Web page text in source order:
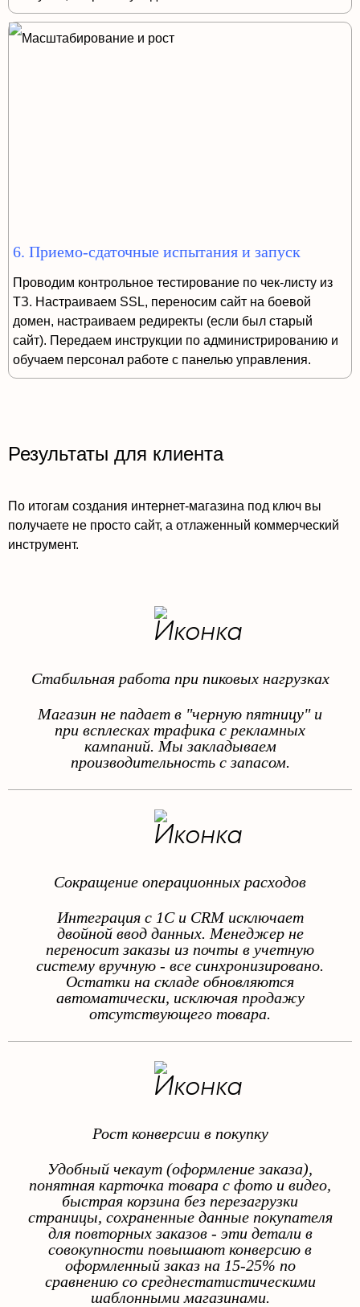
6. Приемо-сдаточные испытания и запуск
Проводим контрольное тестирование по чек-листу из
ТЗ. Настраиваем SSL, переносим сайт на боевой
домен, настраиваем редиректы (если был старый
сайт). Передаем инструкции по администрированию и
обучаем персонал работе с панелью управления.
Результаты для клиента
По итогам создания интернет-магазина под ключ вы
получаете не просто сайт, а отлаженный коммерческий
инструмент.
Стабильная работа при пиковых нагрузках
Магазин не падает в "черную пятницу" и
при всплесках трафика с рекламных
кампаний. Мы закладываем
производительность с запасом.
Сокращение операционных расходов
Интеграция с 1С и CRM исключает
двойной ввод данных. Менеджер не
переносит заказы из почты в учетную
систему вручную - все синхронизировано.
Остатки на складе обновляются
автоматически, исключая продажу
отсутствующего товара.
Рост конверсии в покупку
Удобный чекаут (оформление заказа),
понятная карточка товара с фото и видео,
быстрая корзина без перезагрузки
страницы, сохраненные данные покупателя
для повторных заказов - эти детали в
совокупности повышают конверсию в
оформленный заказ на 15-25% по
сравнению со среднестатистическими
шаблонными магазинами.